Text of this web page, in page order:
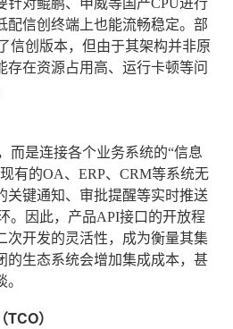
配信创终端上也能流畅稳定。部
信创版本，但由于其架构并非原
存在资源占用高、运行卡顿等问
而是连接各个业务系统的“信息
有的OA、ERP、CRM等系统无
关键通知、审批提醒等实时推送
。因此，产品API接口的开放程
次开发的灵活性，成为衡量其集
的生态系统会增加集成成本，甚
）